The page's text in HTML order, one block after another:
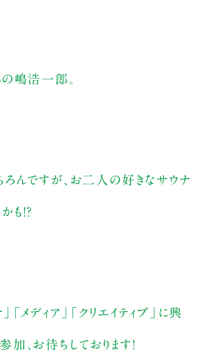
嶋浩一郎。
ろんですが、お二人の好きなサウナ
も!?
「メディア」「クリエイティブ」に興
、お待ちしております！